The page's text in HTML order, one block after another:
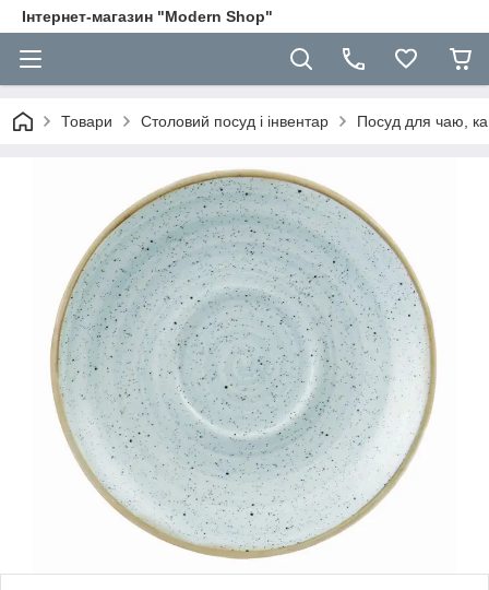
Інтернет-магазин "Modern Shop"
Товари Столовий посуд і інвентар Посуд для чаю,